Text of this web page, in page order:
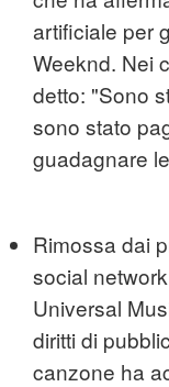
artificiale per
Weeknd. Nei
detto: "Sono
sono stato
guadagnare
Rimossa dai
social
Universal
diritti di
canzone ha